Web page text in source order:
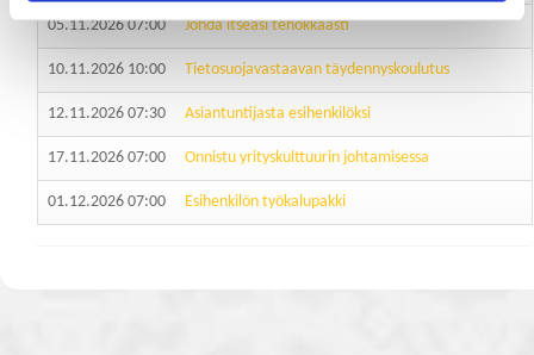
05.11.2026 07:00 Johda itseäsi tehokkaasti
10.11.2026 10:00 Tietosuojavastaavan täydennyskoulutus
12.11.2026 07:30 Asiantuntijasta esihenkilöksi
17.11.2026 07:00 Onnistu yrityskulttuurin johtamisessa
01.12.2026 07:00 Esihenkilön työkalupakki